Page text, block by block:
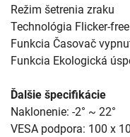
Režim šetrenia zraku
Technológia Flicker-free
Funkcia Časovač
Funkcia Ekologická
Ďalšie špecifikácie
Naklonenie: -2° ~ 22°
VESA podpora: 100 x